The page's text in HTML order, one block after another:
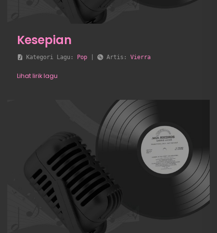
Kesepian
Kategori Lagu: Pop Artis: Vierra
Lihat lirik lagu